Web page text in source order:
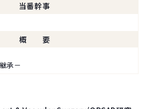
当番幹事
概要
承－